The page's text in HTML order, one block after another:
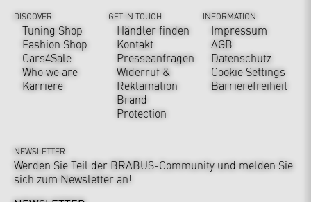
DISCOVER
Tuning Shop
Fashion Shop
Cars4Sale
Who we are
Karriere
GET IN TOUCH
Händler finden
Kontakt
Presseanfragen
Widerruf &
Reklamation
Brand
Protection
INFORMATION
Impressum
AGB
Datenschutz
Cookie Settings
Barrierefreiheit
NEWSLETTER
Werden Sie Teil der BRABUS-Community und melden Sie
sich zum Newsletter an!